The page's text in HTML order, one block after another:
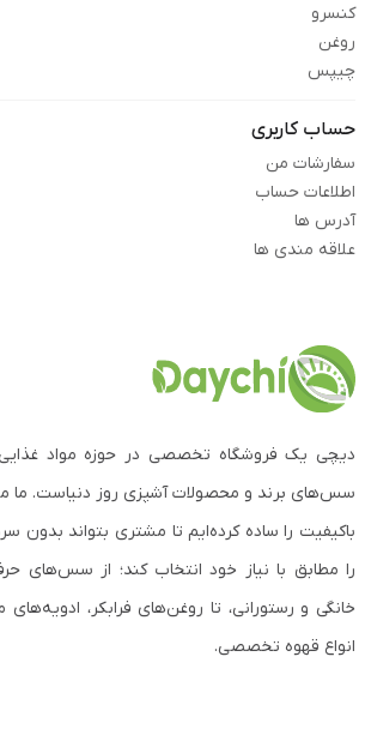
کنسرو
روغن
چیپس
حساب کاربری
سفارشات من
اطلاعات حساب
آدرس ها
علاقه مندی ها
دیچی یک فروشگاه تخصصی در حوزه مواد غذایی
سس‌های برند و محصولات آشپزی روز دنیاست. ما
باکیفیت را ساده کرده‌ایم تا مشتری بتواند بدون
را مطابق با نیاز خود انتخاب کند؛ از سس‌های
خانگی و رستورانی، تا روغن‌های فرابکر،
انواع قهوه تخصصی.